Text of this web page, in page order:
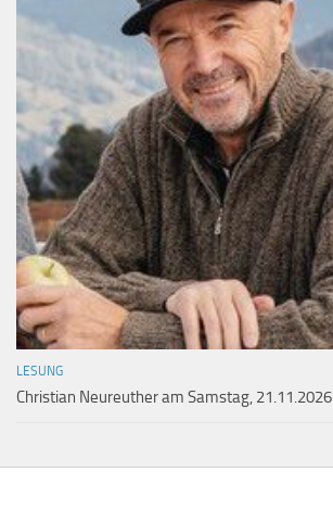
LESUNG
Christian Neureuther am Samstag, 21.11.2026